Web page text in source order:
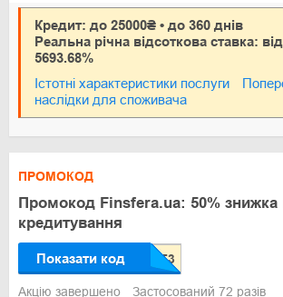
Кредит: до 25000₴ • до 360 днів
Реальна річна відсоткова ставка:
5693.68%
Істотні характеристики послуги
наслідки для споживача
ПРОМОКОД
Промокод Finsfera.ua: 50% знижка
кредитування
Показати код
Акцію завершено Застосований 72 разів